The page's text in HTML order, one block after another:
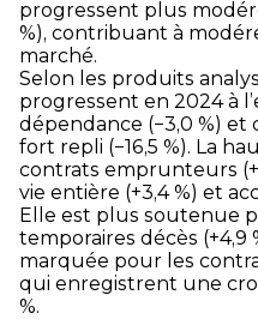
progressent plus
%), contribuant à
marché.
Selon les produits
progressent en 2024 à
dépendance (−3,0 %) et
fort repli (−16,5 %). La
contrats emprunteurs
vie entière (+3,4 %) et
Elle est plus soutenue
temporaires décès
marquée pour les
qui enregistrent une
%.